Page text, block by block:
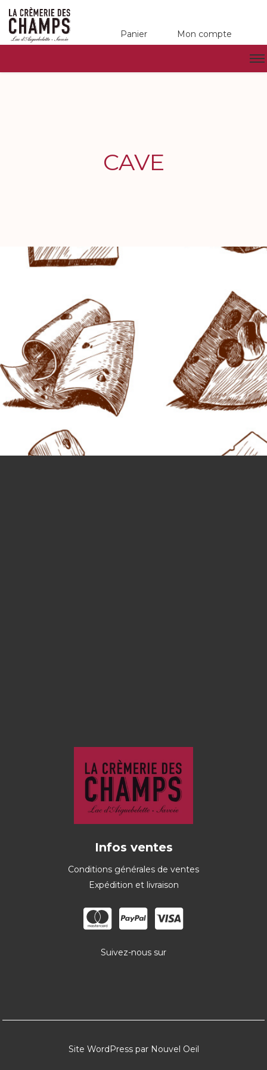
Panier Mon compte
CAVE
Infos ventes
Conditions générales de ventes
Expédition et livraison
Suivez-nous sur
Site WordPress par Nouvel Oeil